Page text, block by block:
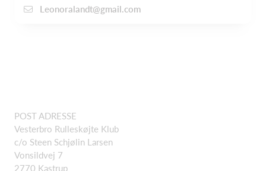
Leonoralandt@gmail.com
POST ADRESSE
Vesterbro Rulleskøjte Klub
c/o Steen Schjølin Larsen
Vonsildvej 7
2770 Kastrup